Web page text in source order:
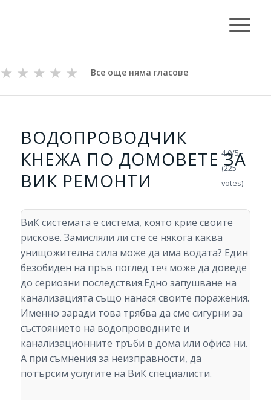
★
★
★
★
★ Все още няма гласове
ВОДОПРОВОДЧИК
КНЕЖА ПО ДОМОВЕТЕ ЗА
ВИК РЕМОНТИ
ВиК системата е система, която крие своите
рискове. Замисляли ли сте се някога каква
унищожителна сила може да има водата? Един
безобиден на пръв поглед теч може да доведе
до сериозни последствия.Едно запушване на
канализацията също нанася своите поражения.
Именно заради това трябва да сме сигурни за
състоянието на водопроводните и
канализационните тръби в дома или офиса ни.
А при съмнения за неизправности, да
потърсим услугите на ВиК специалисти.
4.9/5 -
(225
votes)